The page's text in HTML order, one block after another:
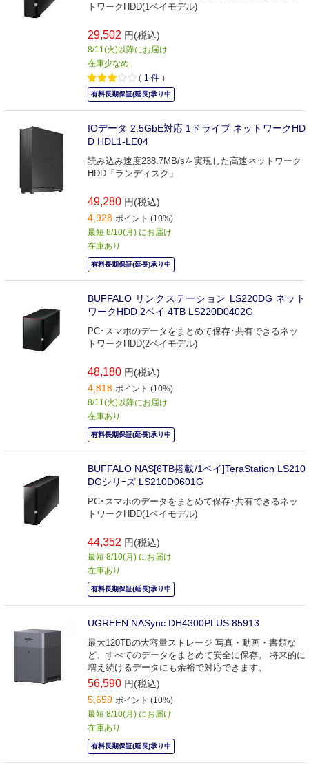
トワークHDD(1ベイモデル)
29,502 円(税込)
8/11(火)以降にお届け
在庫少なめ
（ 1 件 ）
有料長期保証(延長)承り中
IOデータ 2.5GbE対応 1ドライブ ネットワークHD
D HDL1-LE04
読み込み速度238.7MB/sを実現した高速ネットワーク
HDD「ランディスク」
49,280 円(税込)
4,928 ポイント (10%)
最短 8/10(月) にお届け
在庫あり
有料長期保証(延長)承り中
BUFFALO リンクステーション LS220DG ネット
ワークHDD 2ベイ 4TB LS220D0402G
PC･スマホのデータをまとめて保存･共有できるネッ
トワークHDD(2ベイモデル)
48,180 円(税込)
4,818 ポイント (10%)
8/11(火)以降にお届け
在庫あり
有料長期保証(延長)承り中
BUFFALO NAS[6TB搭載/1ベイ]TeraStation LS210
DGシリｰズ LS210D0601G
PC･スマホのデータをまとめて保存･共有できるネッ
トワークHDD(1ベイモデル)
44,352 円(税込)
最短 8/10(月) にお届け
在庫あり
有料長期保証(延長)承り中
UGREEN NASync DH4300PLUS 85913
最大120TBの大容量ストレージ 写真・動画・書類な
ど、すべてのデータをまとめて安全に保存。 将来的に
増え続けるデータにも余裕で対応できます。
56,590 円(税込)
5,659 ポイント (10%)
最短 8/10(月) にお届け
在庫あり
有料長期保証(延長)承り中